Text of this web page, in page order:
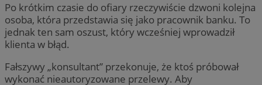
Po krótkim czasie do ofiary rzeczywiście dzwoni kolejna
osoba, która przedstawia się jako pracownik banku. To
jednak ten sam oszust, który wcześniej wprowadził
klienta w błąd.
Fałszywy „konsultant” przekonuje, że ktoś próbował
wykonać nieautoryzowane przelewy. Aby